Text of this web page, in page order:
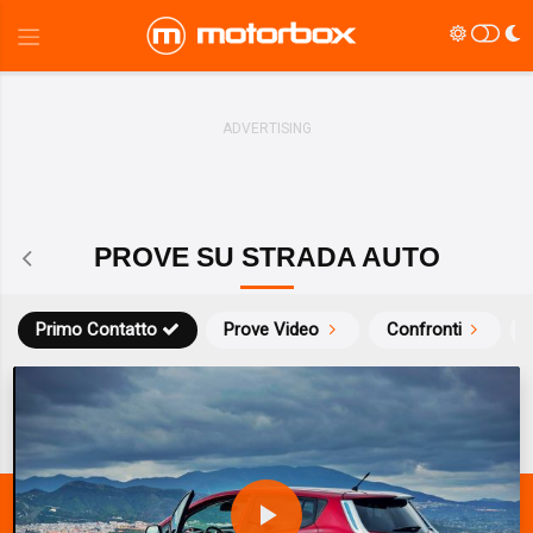
PROVE SU STRADA AUTO
Prove Video Confronti
Primo Contatto